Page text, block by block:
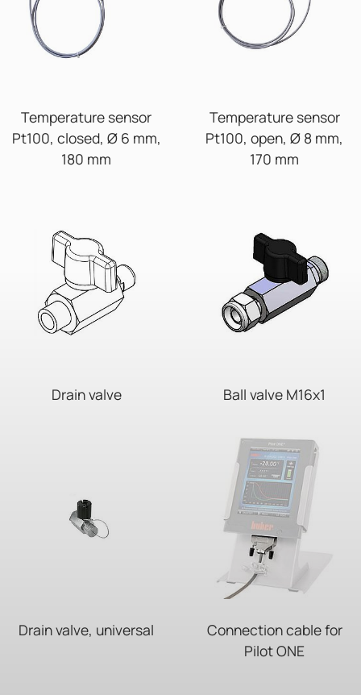
Temperature sensor
Pt100, closed, Ø 6 mm,
180 mm
Temperature sensor
Pt100, open, Ø 8 mm,
170 mm
Drain valve Ball valve M16x1
Drain valve, universal
Connection cable for
Pilot ONE